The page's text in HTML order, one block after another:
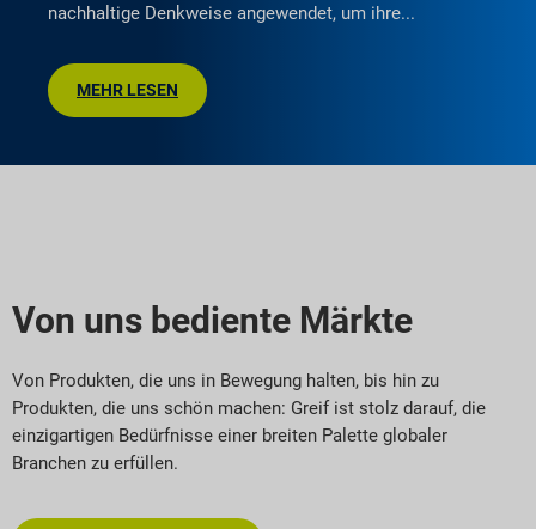
nachhaltige Denkweise angewendet, um ihre
MEHR LESEN
Von uns bediente Märkte
Von Produkten, die uns in Bewegung halten, bis hin zu
Produkten, die uns schön machen: Greif ist stolz darauf, die
einzigartigen Bedürfnisse einer breiten Palette globaler
Branchen zu erfüllen.